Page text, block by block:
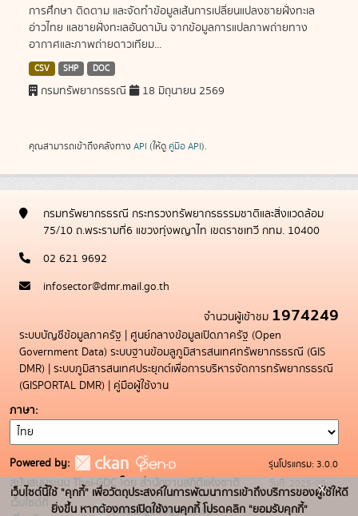
การศึกษา ติดตาม และจัดทำข้อมูลเส้นการเปลี่ยนแปลงชายฝั่งทะเล
อ่าวไทย แลชายฝั่งทะเลอันดามัน จากข้อมูลการแปลภาพถ่ายทาง
อากาศและภาพถ่ายดาวเทียม...
CSV SHP DOC
กรมทรัพยากรธรณี 18 มิถุนายน 2569
คุณสามารถเข้าถึงคลังทาง API (ให้ดู คู่มือ API).
กรมทรัพยากรธรณี กระทรวงทรัพยากรธรรมชาติและสิ่งแวดล้อม
75/10 ถ.พระรามที่6 แขวงทุ่งพญาไท เขตราชเทวี กทม. 10400
02 621 9692
infosector@dmr.mail.go.th
จำนวนผู้เข้าชม 1974249
ระบบบัญชีข้อมูลภาครัฐ | ศูนย์กลางข้อมูลเปิดภาครัฐ (Open
Government Data) ระบบฐานข้อมลูภูมิสารสนเทศทรัพยากรธรณี (GIS
DMR) | ระบบภูมิสารสนเทศประยุกต์เพื่อการบริหารจัดการทรัพยากรธรณี
(GISPORTAL DMR) | คู่มือผู้ใช้งาน
ภาษา
Powered by:
สนับสนุนระบบ Thai-GDC โดย สำนักงานสถิติแห่งชาติ
เว็บไซต์ที่
ระบบบัญชีข้อมูลภาครัฐ
รุ่นโปรแกรม: 3.0.0
วันที่: 2025-05-
19
เว็บไซต์นี้ใช้ "คุกกี้" เพื่อวัตถุประสงค์ในการพัฒนาการเข้าถึงบริการของผู้ใช้ให้ดี
ยิ่งขึ้น หากต้องการเปิดใช้งานคุกกี้ โปรดคลิก "ยอมรับคุกกี้"
x